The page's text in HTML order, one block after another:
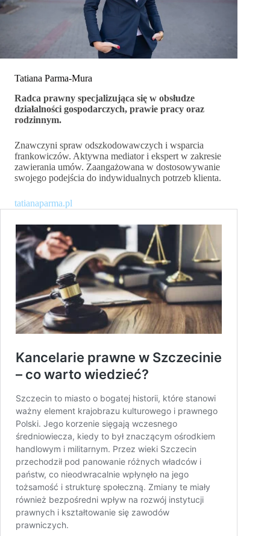
Tatiana Parma-Mura
Radca prawny specjalizująca się w obsłudze
działalności gospodarczych, prawie pracy oraz
rodzinnym.
Znawczyni spraw odszkodowawczych i wsparcia
frankowiczów. Aktywna mediator i ekspert w zakresie
zawierania umów. Zaangażowana w dostosowywanie
swojego podejścia do indywidualnych potrzeb klienta.
tatianaparma.pl